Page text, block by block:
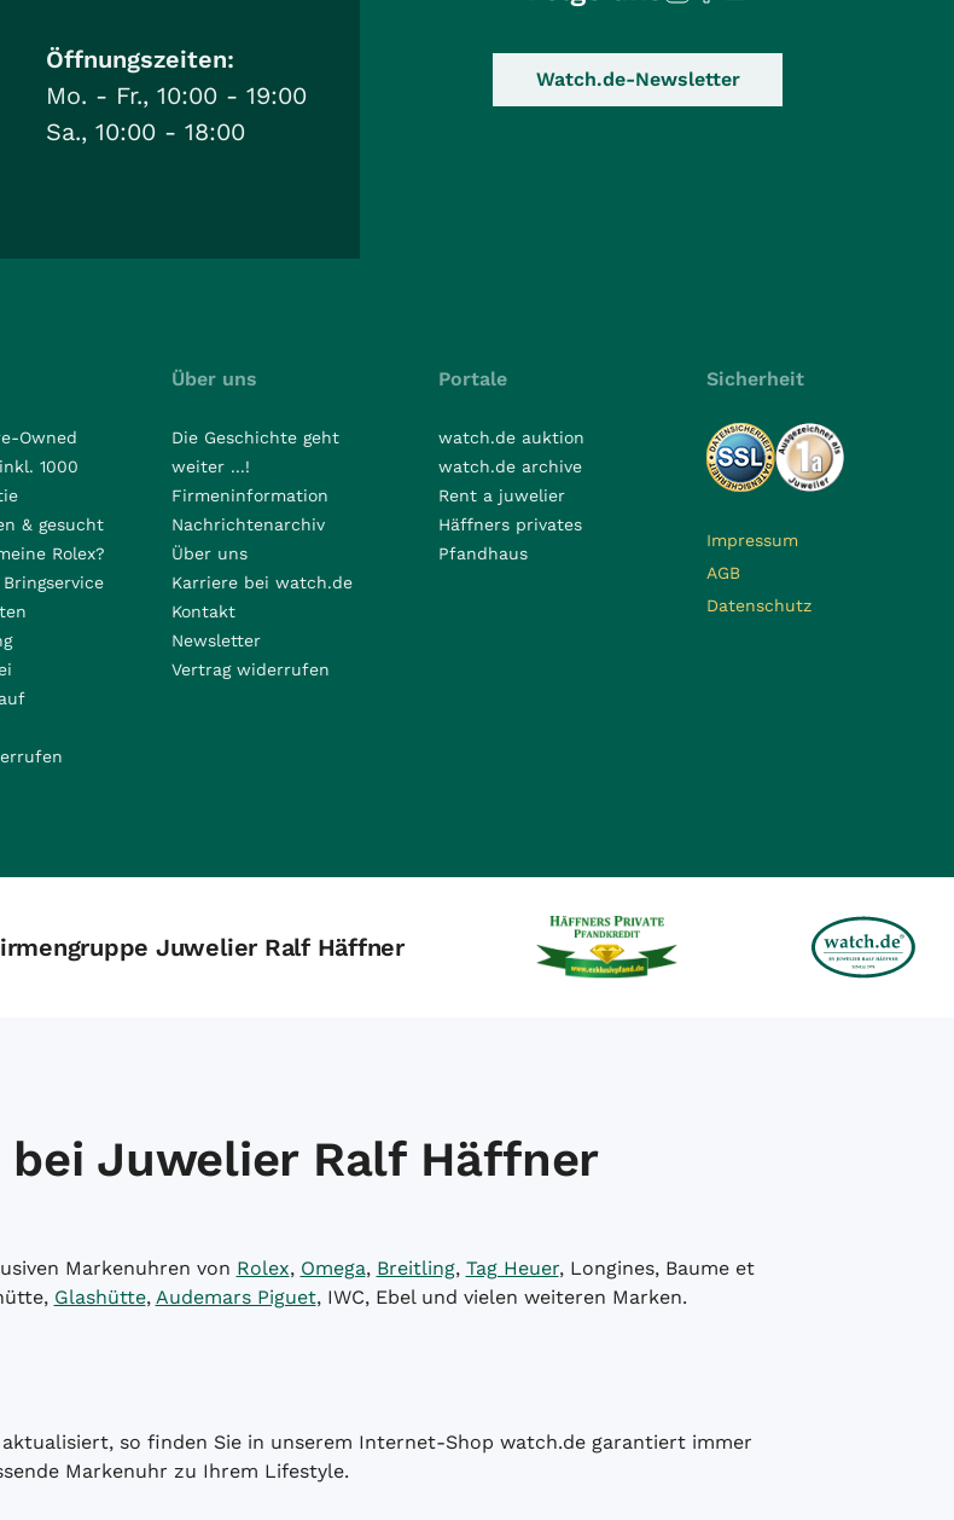
Öffnungszeiten:
Mo. - Fr., 10:00 - 19:00
Sa., 10:00 - 18:00
Watch.de-Newsletter
Owned
1000
& gesucht
Rolex?
Über uns
Die Geschichte geht
weiter ...!
Firmeninformation
Nachrichtenarchiv
Über uns
Karriere bei watch.de
Kontakt
Newsletter
Vertrag widerrufen
Portale
watch.de auktion
watch.de archive
Rent a juwelier
Häffners privates
Pfandhaus
Sicherheit
Impressum
AGB
Datenschutz
Juwelier Ralf Häffner
bei Juwelier Ralf Häffner
Markenuhren von Rolex, Omega, Breitling, Tag Heuer, Longines, Baume et
Glashütte, Audemars Piguet, IWC, Ebel und vielen weiteren Marken.
so finden Sie in unserem Internet-Shop watch.de garantiert immer
Markenuhr zu Ihrem Lifestyle.